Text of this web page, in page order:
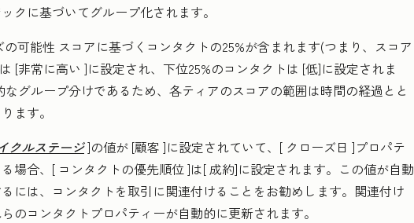
クに基づいてグループ化されます。
の可能性 スコアに基づくコンタクトの25%が含まれます(つまり、スコア
[非常に高い ]に設定され、下位25%のコンタクトは [低]に設定されま
グループ分けであるため、各ティアのスコアの範囲は時間の経過とと
ます。
クルステージ]の値が [顧客 ]に設定されていて、[ クローズ日 ]プロパテ
場合、[ コンタクトの優先順位]は[成約]に設定されます。 この値が自動
には、コンタクトを取引に関連付けることをお勧めします。関連付け
のコンタクトプロパティーが自動的に更新されます。